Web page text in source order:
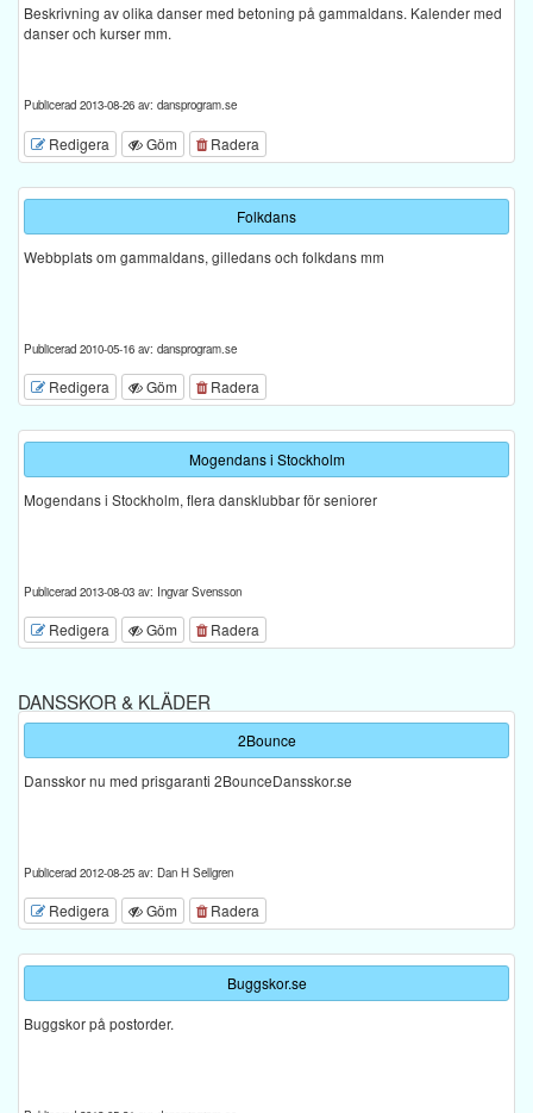
Beskrivning av olika danser med betoning på gammaldans. Kalender med
danser och kurser mm.
Publicerad 2013-08-26 av: dansprogram.se
Redigera Göm Radera
Folkdans
Webbplats om gammaldans, gilledans och folkdans mm
Publicerad 2010-05-16 av: dansprogram.se
Redigera Göm Radera
Mogendans i Stockholm
Mogendans i Stockholm, flera dansklubbar för seniorer
Publicerad 2013-08-03 av: Ingvar Svensson
Redigera Göm Radera
DANSSKOR & KLÄDER
2Bounce
Dansskor nu med prisgaranti 2BounceDansskor.se
Publicerad 2012-08-25 av: Dan H Sellgren
Redigera Göm Radera
Buggskor.se
Buggskor på postorder.